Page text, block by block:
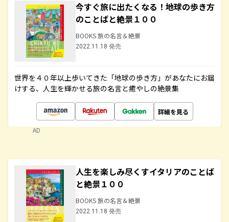
今すぐ旅に出たくなる！地球の歩き方
のことばと絶景１００
BOOKS 旅の名言＆絶景
2022.11.18 発売
世界を４０年以上歩いてきた「地球の歩き方」があなたにお届
けする、人生を輝かせる旅の名言と癒やしの絶景集
詳細を見る
AD
人生を楽しみ尽くすイタリアのことば
と絶景１００
BOOKS 旅の名言＆絶景
2022.11.18 発売